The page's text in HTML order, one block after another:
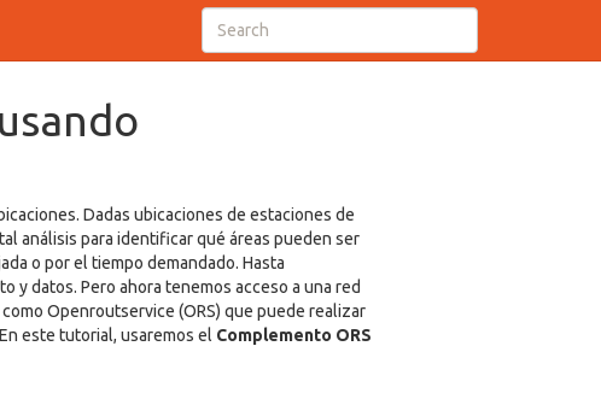
Dadas ubicaciones de estaciones de
análisis para identificar qué áreas pueden ser
o por el tiempo demandado. Hasta
y datos. Pero ahora tenemos acceso a una red
Openroutservice (ORS) que puede realizar
este tutorial, usaremos el Complemento ORS